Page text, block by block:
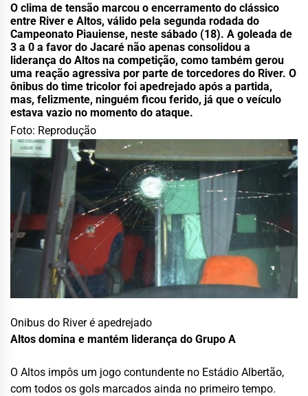
O clima de tensão marcou o encerramento do clássico
entre River e Altos, válido pela segunda rodada do
Campeonato Piauiense, neste sábado (18). A goleada de
3 a 0 a favor do Jacaré não apenas consolidou a
liderança do Altos na competição, como também gerou
uma reação agressiva por parte de torcedores do River. O
ônibus do time tricolor foi apedrejado após a partida,
mas, felizmente, ninguém ficou ferido, já que o veículo
estava vazio no momento do ataque.
Foto: Reprodução
Onibus do River é apedrejado
Altos domina e mantém liderança do Grupo A
O Altos impôs um jogo contundente no Estádio Albertão,
com todos os gols marcados ainda no primeiro tempo.